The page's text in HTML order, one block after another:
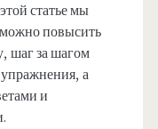
статье мы
повысить
шаг за шагом
а
и